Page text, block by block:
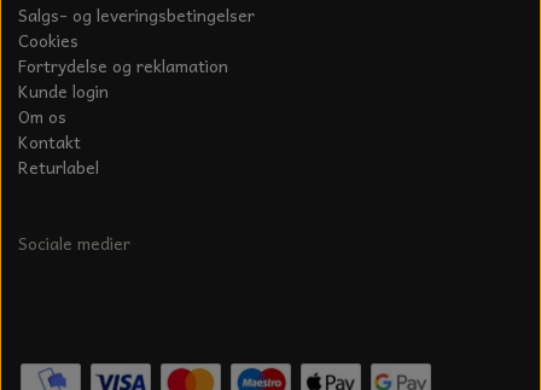
Salgs- og leveringsbetingelser
Cookies
Fortrydelse og reklamation
Kunde login
Om os
Kontakt
Returlabel
Sociale medier